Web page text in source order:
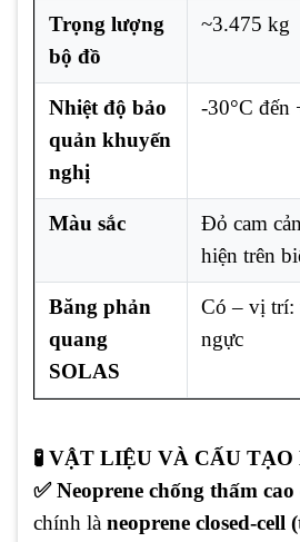
Trọng lượng
bộ đồ
~3.475 kg
Nhiệt độ bảo
quản khuyến
nghị
-30°C đến
Màu sắc
Đỏ cam
hiện trên
Băng phản
quang
SOLAS
Có – vị trí:
ngực
🧪 VẬT LIỆU VÀ CẤU
✅ Neoprene chống thấm cao
chính là neoprene closed-cell